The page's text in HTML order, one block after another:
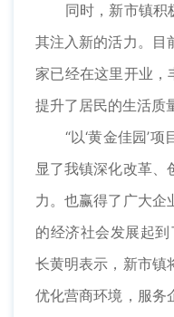
同时，新市镇积极
其注入新的活力。目
家已经在这里开业，
提升了居民的生活质
​“以‘黄金佳园’项
显了我镇深化改革、
力。也赢得了广大企
的经济社会发展起
长黄明表示，新市镇
优化营商环境，服务